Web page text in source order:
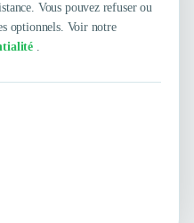
Vous pouvez refuser ou
optionnels. Voir notre
.
maintenant !